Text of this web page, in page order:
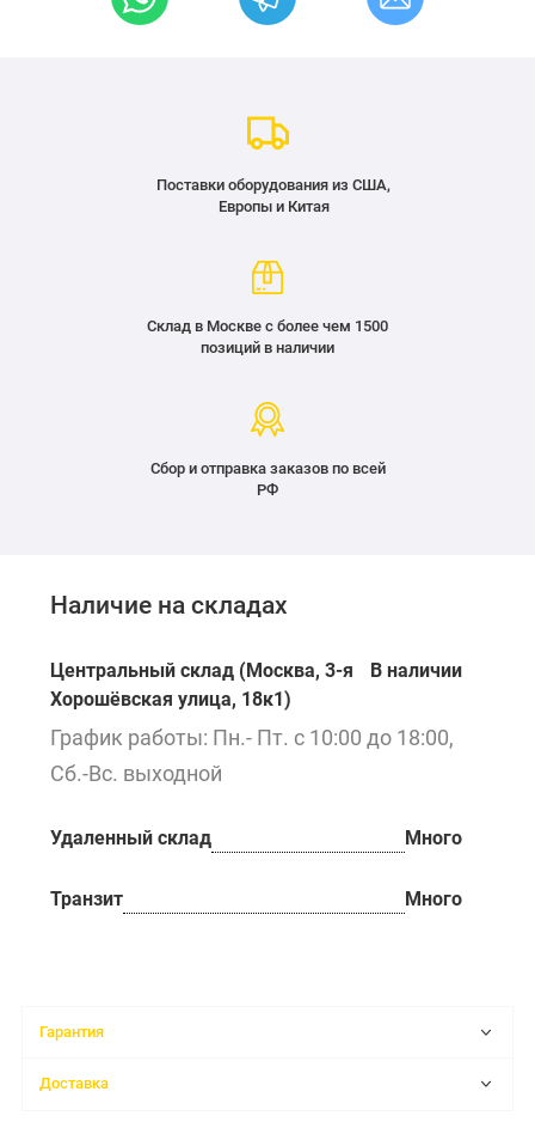
Поставки оборудования из США,
Европы и Китая
Склад в Москве с более чем 1500
позиций в наличии
Сбор и отправка заказов по всей
РФ
Наличие на складах
Центральный склад (Москва, 3-я
Хорошёвская улица, 18к1)
В наличии
График работы: Пн.- Пт. с 10:00 до 18:00,
Сб.-Вс. выходной
Удаленный склад Много
Транзит Много
Гарантия
Доставка